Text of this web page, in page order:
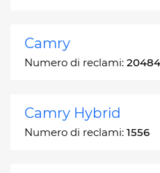
Camry
Numero di reclami: 20484
Camry Hybrid
Numero di reclami: 1556